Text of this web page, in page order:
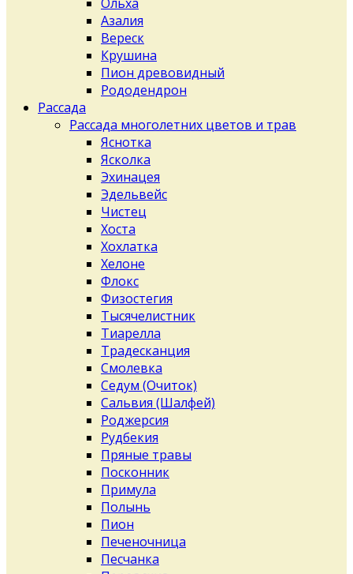
Азалия
Вереск
Крушина
Пион древовидный
Рододендрон
Рассада
Рассада многолетних цветов и трав
Яснотка
Ясколка
Эхинацея
Эдельвейс
Чистец
Хоста
Хохлатка
Хелоне
Флокс
Физостегия
Тысячелистник
Тиарелла
Традесканция
Смолевка
Седум (Очиток)
Сальвия (Шалфей)
Роджерсия
Рудбекия
Пряные травы
Посконник
Примула
Полынь
Пион
Печеночница
Песчанка